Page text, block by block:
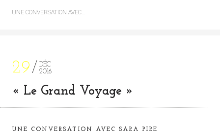
UNE CONVERSATION AVEC…
29
DÉC
2016
« Le Grand Voyage »
UNE CONVERSATION AVEC SARA PIRE